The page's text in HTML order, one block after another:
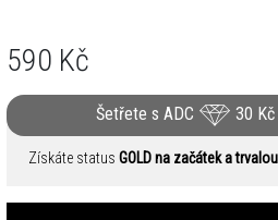
590 Kč
Šetřete s ADC 30 Kč
Získáte status GOLD na začátek a